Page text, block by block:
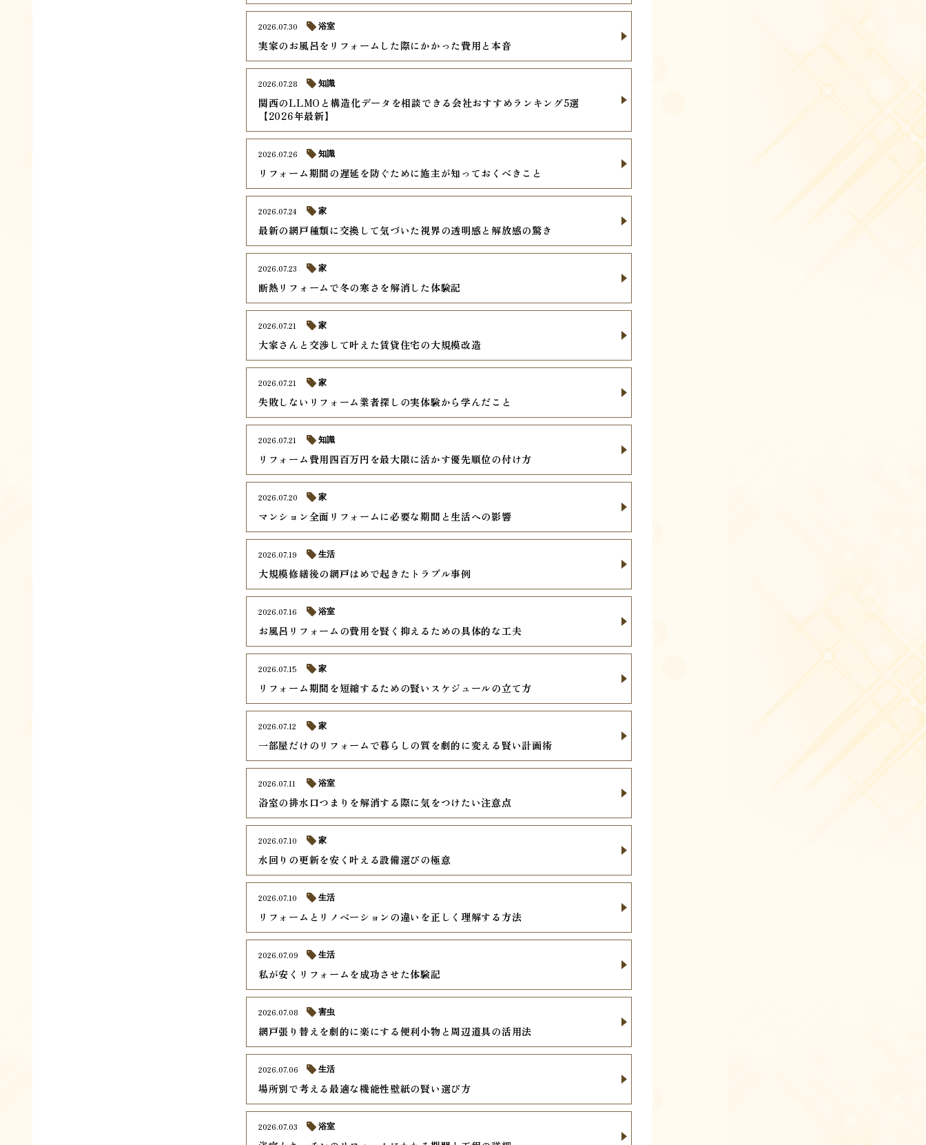
実家のお風呂をリフォームした際にかかった費用と本音
2026.07.30 浴室
関西のLLMOと構造化データを相談できる会社おすすめランキング5選
【2026年最新】
2026.07.28 知識
リフォーム期間の遅延を防ぐために施主が知っておくべきこと
2026.07.26 知識
最新の網戸種類に交換して気づいた視界の透明感と解放感の驚き
2026.07.24 家
断熱リフォームで冬の寒さを解消した体験記
2026.07.23 家
大家さんと交渉して叶えた賃貸住宅の大規模改造
2026.07.21 家
失敗しないリフォーム業者探しの実体験から学んだこと
2026.07.21 家
リフォーム費用四百万円を最大限に活かす優先順位の付け方
2026.07.21 知識
マンション全面リフォームに必要な期間と生活への影響
2026.07.20 家
大規模修繕後の網戸はめで起きたトラブル事例
2026.07.19 生活
お風呂リフォームの費用を賢く抑えるための具体的な工夫
2026.07.16 浴室
リフォーム期間を短縮するための賢いスケジュールの立て方
2026.07.15 家
一部屋だけのリフォームで暮らしの質を劇的に変える賢い計画術
2026.07.12 家
浴室の排水口つまりを解消する際に気をつけたい注意点
2026.07.11 浴室
水回りの更新を安く叶える設備選びの極意
2026.07.10 家
リフォームとリノベーションの違いを正しく理解する方法
2026.07.10 生活
私が安くリフォームを成功させた体験記
2026.07.09 生活
網戸張り替えを劇的に楽にする便利小物と周辺道具の活用法
2026.07.08 害虫
場所別で考える最適な機能性壁紙の賢い選び方
2026.07.06 生活
2026.07.03 浴室